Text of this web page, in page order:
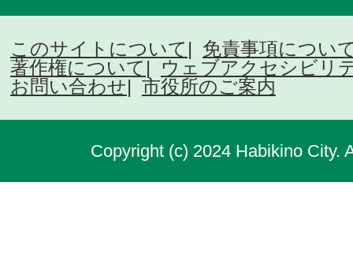
このサイトについて
免責事項につい
著作権について
ウェブアクセシビリ
お問い合わせ
市役所のご案内
Copyright (c) 2024 Habikino City.